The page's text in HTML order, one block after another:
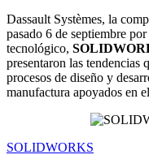
Dassault Systèmes, la
pasado 6 de septiembre
tecnológico,
presentaron las tendencias
procesos de diseño y
manufactura apoyados en
SOLIDWORKS